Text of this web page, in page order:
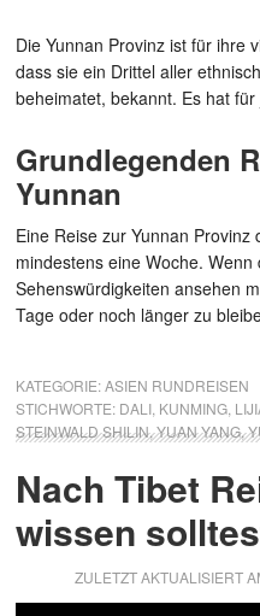
Die Yunnan Provinz ist für ihre
dass sie ein Drittel aller
beheimatet, bekannt. Es hat
Grundlegenden
Yunnan
Eine Reise zur Yunnan
mindestens eine Woche.
Sehenswürdigkeiten ansehen
Tage oder noch länger zu
KATEGORIE:ASIEN RUNDREISEN
STICHWORTE: DALI KUNMING
STEINWALD SHILIN,YUAN YANG,
Nach Tibet
wissen
ZULETZT AKTUALISIERT